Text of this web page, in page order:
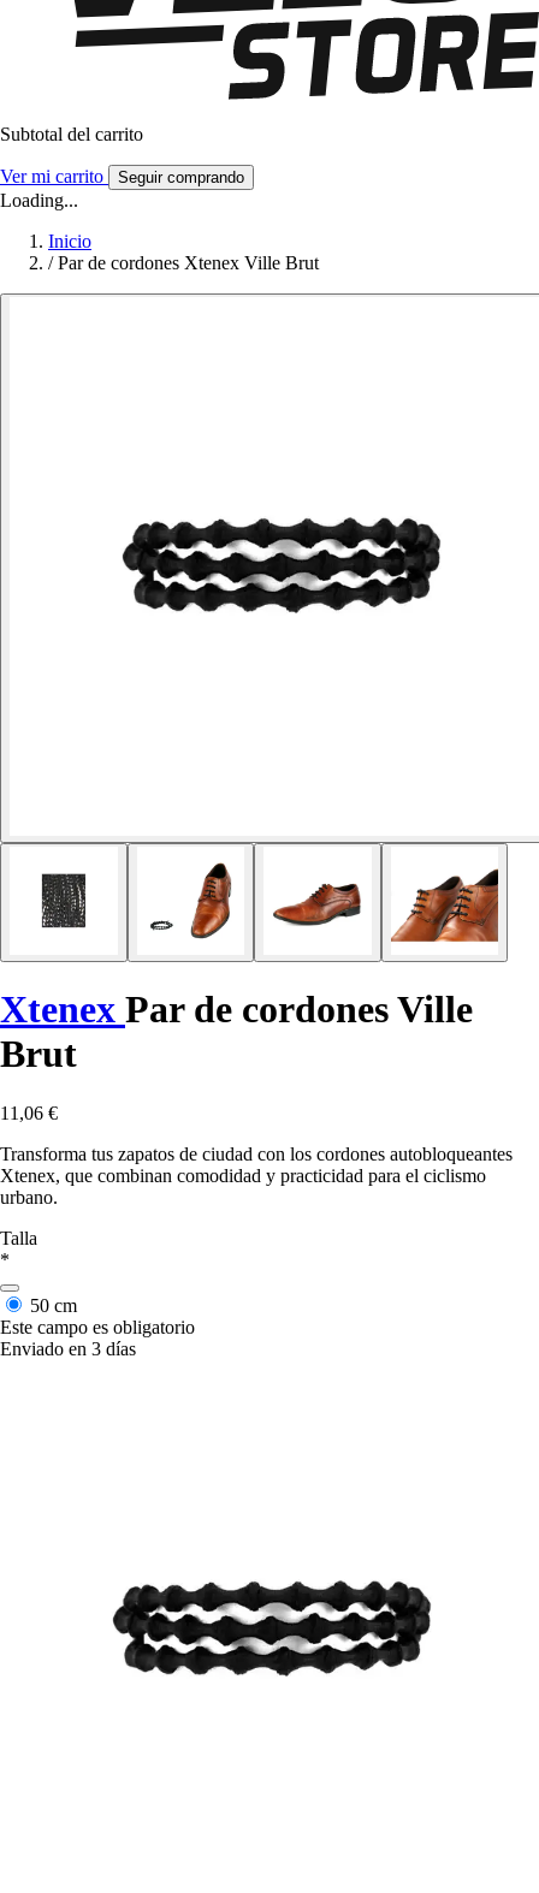
Subtotal del carrito
Ver mi carrito Seguir comprando
Loading...
Inicio
/ Par de cordones Xtenex Ville Brut
Xtenex Par de cordones Ville
Brut
11,06 €
Transforma tus zapatos de ciudad con los cordones autobloqueantes
Xtenex, que combinan comodidad y practicidad para el ciclismo
urbano.
Talla
*
50 cm
Este campo es obligatorio
Enviado en 3 días